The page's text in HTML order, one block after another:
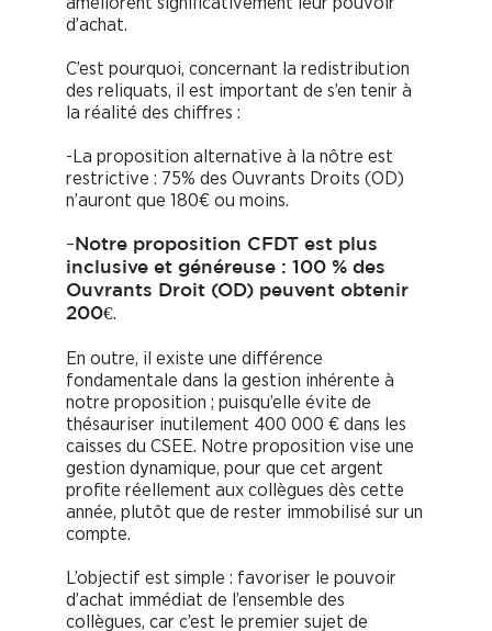
d’achat.
C’est pourquoi, concernant la redistribution
des reliquats, il est important de s’en tenir à
la réalité des chiffres :
-La proposition alternative à la nôtre est
restrictive : 75% des Ouvrants Droits (OD)
n’auront que 180€ ou moins.
– Notre proposition CFDT est plus
inclusive et généreuse : 100 % des
Ouvrants Droit (OD) peuvent obtenir
200€.
En outre, il existe une différence
fondamentale dans la gestion inhérente à
notre proposition ; puisqu’elle évite de
thésauriser inutilement 400 000 € dans les
caisses du CSEE. Notre proposition vise une
gestion dynamique, pour que cet argent
profite réellement aux collègues dès cette
année, plutôt que de rester immobilisé sur un
compte.
L’objectif est simple : favoriser le pouvoir
d’achat immédiat de l’ensemble des
collègues, car c’est le premier sujet de